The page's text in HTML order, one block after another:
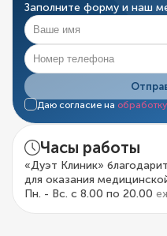
Заполните форму и наш
Даю согласие на
Часы работы
«Дуэт Клиник»
для оказания
Пн. - Вс. с 8.00 по 20.00